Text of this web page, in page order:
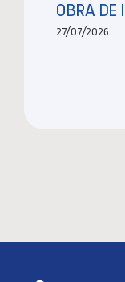
OBRA DE
27/07/2026